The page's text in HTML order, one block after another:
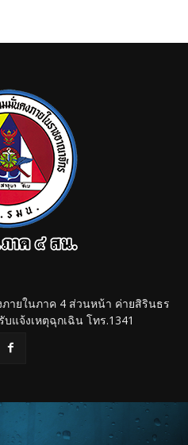
ายในภาค 4 ส่วนหน้า ค่ายสิรินธร
แจ้งเหตุฉุกเฉิน โทร.1341